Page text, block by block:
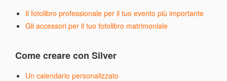
Il fotolibro professionale per il tuo evento più importante
Gli accessori per il tuo fotolibro matrimoniale
Come creare con Silver
Un calendario personalizzato